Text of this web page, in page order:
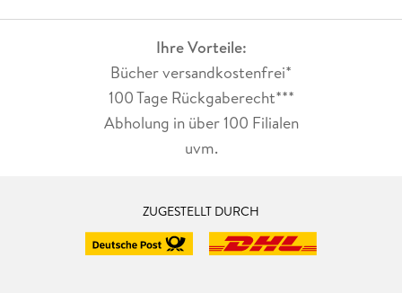
Ihre Vorteile:
Bücher versandkostenfrei*
100 Tage Rückgaberecht***
Abholung in über 100 Filialen
uvm.
ZUGESTELLT DURCH